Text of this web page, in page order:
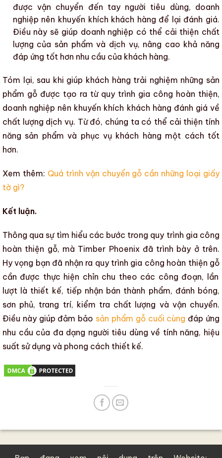
được vận chuyển đến tay người tiêu dùng, doanh
nghiệp nên khuyến khích khách hàng để lại đánh giá.
Điều này sẽ giúp doanh nghiệp có thể cải thiện chất
lượng của sản phẩm và dịch vụ, nâng cao khả năng
đáp ứng tốt hơn nhu cầu của khách hàng.
Tóm lại, sau khi giúp khách hàng trải nghiệm những sản
phẩm gỗ được tạo ra từ quy trình gia công hoàn thiện,
doanh nghiệp nên khuyến khích khách hàng đánh giá về
chất lượng dịch vụ. Từ đó, chúng ta có thể cải thiện tính
năng sản phẩm và phục vụ khách hàng một cách tốt
hơn.
Xem thêm: Quá trình vận chuyển gỗ cần những loại giấy
tờ gì?
Kết luận.
Thông qua sự tìm hiểu các bước trong quy trình gia công
hoàn thiện gỗ, mà Timber Phoenix đã trình bày ở trên.
Hy vọng bạn đã nhận ra quy trình gia công hoàn thiện gỗ
cần được thực hiện chỉn chu theo các công đoạn, lần
lượt là thiết kế, tiếp nhận bán thành phẩm, đánh bóng,
sơn phủ, trang trí, kiểm tra chất lượng và vận chuyển.
Điều này giúp đảm bảo sản phẩm gỗ cuối cùng đáp ứng
nhu cầu của đa dạng người tiêu dùng về tính năng, hiệu
suất sử dụng và phong cách thiết kế.